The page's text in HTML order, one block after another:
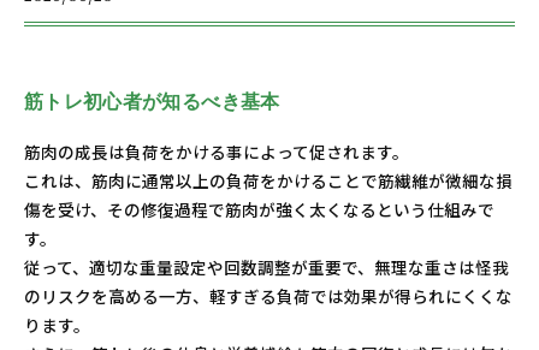
筋トレ初心者が知るべき基本
筋肉の成長は負荷をかける事によって促されます。
これは、筋肉に通常以上の負荷をかけることで筋繊維が微細な損
傷を受け、その修復過程で筋肉が強く太くなるという仕組みで
す。
従って、適切な重量設定や回数調整が重要で、無理な重さは怪我
のリスクを高める一方、軽すぎる負荷では効果が得られにくくな
ります。